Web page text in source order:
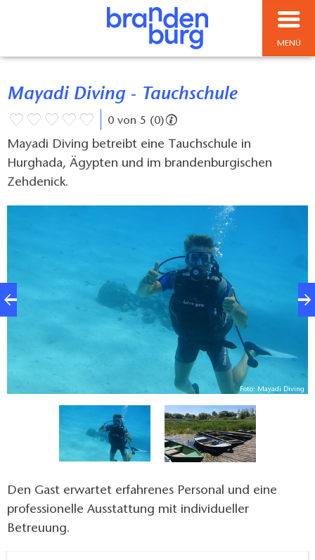
MENÜ
Mayadi Diving - Tauchschule
0 von 5 (0)
Mayadi Diving betreibt eine Tauchschule in
Hurghada, Ägypten und im brandenburgischen
Zehdenick.
Foto: Mayadi Diving
Den Gast erwartet erfahrenes Personal und eine
professionelle Ausstattung mit individueller
Betreuung.